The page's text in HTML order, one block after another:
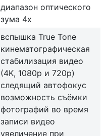
диапазон оптического
зума 4x
вспышка True Tone
кинематографическая
стабилизация видео
(4K, 1080p и 720p)
следящий автофокус
возможность съёмки
фотографий во время
записи видео
увеличение при